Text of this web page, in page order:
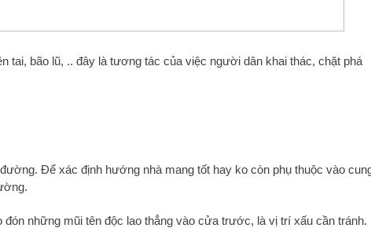
tai, bão lũ, .. đây là tương tác của việc người dân khai thác, chặt phá
Để xác định hướng nhà mang tốt hay ko còn phụ thuộc vào
những mũi tên độc lao thẳng vào cửa trước, là vị trí xấu cần tránh.